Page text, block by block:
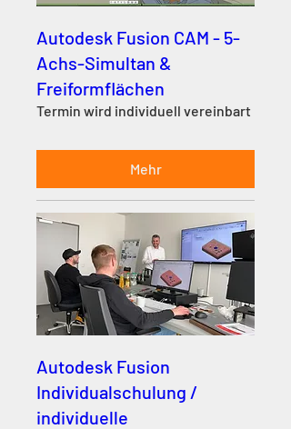
Autodesk Fusion CAM - 5-
Achs-Simultan &
Freiformflächen
Termin wird individuell vereinbart
Mehr
Autodesk Fusion
Individualschulung /
individuelle